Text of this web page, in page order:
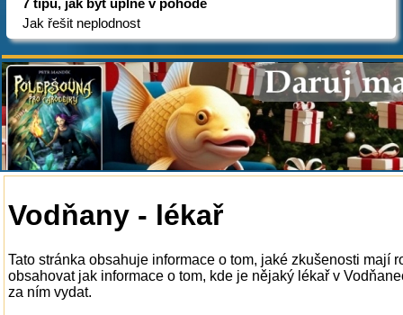
7 tipů, jak být úplně v pohodě
Jak řešit neplodnost
Vodňany - lékař
Tato stránka obsahuje informace o tom, jaké zkušenosti mají
obsahovat jak informace o tom, kde je nějaký lékař v
za ním vydat.